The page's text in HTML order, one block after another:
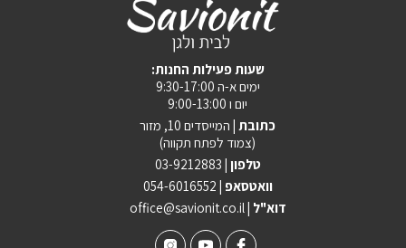
:שעות פעילות החנות
ימים א-ה 9:30-17:00
יום ו 9:00-13:00
כתובת | המייסדים 10, מזור
(צמוד לפתח תקווה)
טלפון | 03-9212883
וואטסאפ | 054-6016552
office@savionit.co.il | דוא"ל